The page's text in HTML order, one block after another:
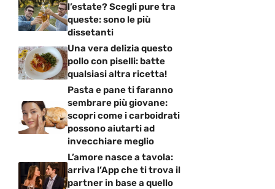
l’estate? Scegli pure tra
queste: sono le più
dissetanti
Una vera delizia questo
pollo con piselli: batte
qualsiasi altra ricetta!
Pasta e pane ti faranno
sembrare più giovane:
scopri come i carboidrati
possono aiutarti ad
invecchiare meglio
L’amore nasce a tavola:
arriva l’App che ti trova il
partner in base a quello